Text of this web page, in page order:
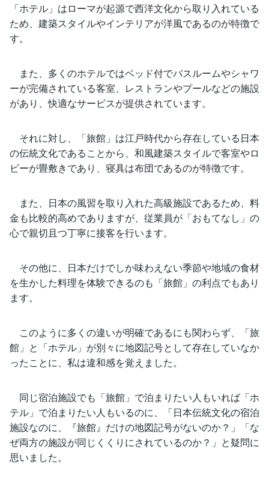
「ホテル」はローマが起源で西洋文化から取り入れている
ため、建築スタイルやインテリアが洋風であるのが特徴で
す。
また、多くのホテルではベッド付でバスルームやシャワ
ーが完備されている客室、レストランやプールなどの施設
があり、快適なサービスが提供されています。
それに対し、「旅館」は江戸時代から存在している日本
の伝統文化であることから、和風建築スタイルで客室やロ
ビーが畳敷きであり、寝具は布団であるのが特徴です。
また、日本の風習を取り入れた高級施設であるため、料
金も比較的高めでありますが、従業員が「おもてなし」の
心で親切且つ丁寧に接客を行います。
その他に、日本だけでしか味わえない季節や地域の食材
を生かした料理を体験できるのも「旅館」の利点でもあり
ます。
このように多くの違いが明確であるにも関わらず、「旅
館」と「ホテル」が別々に地図記号として存在していなか
ったことに、私は違和感を覚えました。
同じ宿泊施設でも「旅館」で泊まりたい人もいれば「ホ
テル」で泊まりたい人もいるのに、「日本伝統文化の宿泊
施設なのに、『旅館』だけの地図記号がないのか？」「な
ぜ両方の施設が同じくくりにされているのか？」と疑問に
思いました。